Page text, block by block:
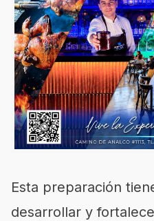
Esta preparación
desarrollar y